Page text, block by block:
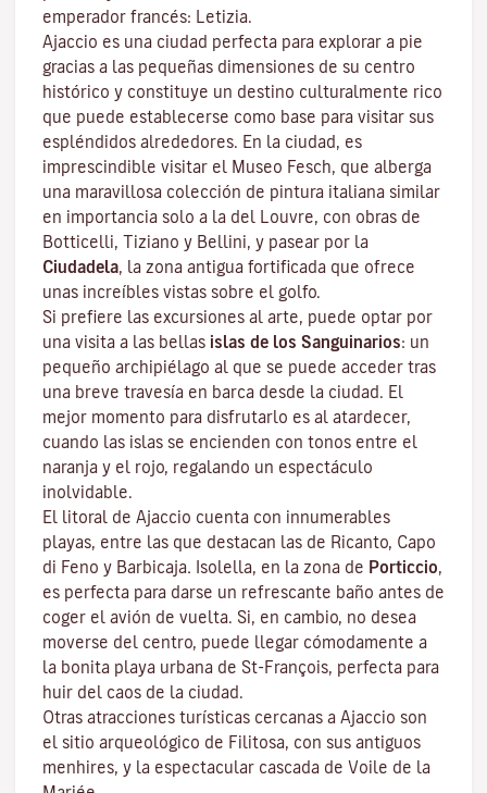
emperador francés: Letizia.
Ajaccio es una ciudad perfecta para explorar a pie
gracias a las pequeñas dimensiones de su centro
histórico y constituye un destino culturalmente rico
que puede establecerse como base para visitar sus
espléndidos alrededores. En la ciudad, es
imprescindible visitar el Museo Fesch, que alberga
una maravillosa colección de pintura italiana similar
en importancia solo a la del Louvre, con obras de
Botticelli, Tiziano y Bellini, y pasear por la
Ciudadela, la zona antigua fortificada que ofrece
unas increíbles vistas sobre el golfo.
Si prefiere las excursiones al arte, puede optar por
una visita a las bellas islas de los Sanguinarios: un
pequeño archipiélago al que se puede acceder tras
una breve travesía en barca desde la ciudad. El
mejor momento para disfrutarlo es al atardecer,
cuando las islas se encienden con tonos entre el
naranja y el rojo, regalando un espectáculo
inolvidable.
El litoral de Ajaccio cuenta con innumerables
playas, entre las que destacan las de Ricanto, Capo
di Feno y Barbicaja. Isolella, en la zona de Porticcio,
es perfecta para darse un refrescante baño antes de
coger el avión de vuelta. Si, en cambio, no desea
moverse del centro, puede llegar cómodamente a
la bonita playa urbana de St-François, perfecta para
huir del caos de la ciudad.
Otras atracciones turísticas cercanas a Ajaccio son
el sitio arqueológico de Filitosa, con sus antiguos
menhires, y la espectacular cascada de Voile de la